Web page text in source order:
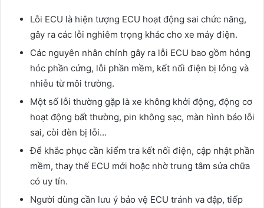
Lỗi ECU là hiện tượng ECU hoạt động sai chức năng,
gây ra các lỗi nghiêm trọng khác cho xe máy điện.
Các nguyên nhân chính gây ra lỗi ECU bao gồm hỏng
hóc phần cứng, lỗi phần mềm, kết nối điện bị lỏng và
nhiễu từ môi trường.
Một số lỗi thường gặp là xe không khởi động, động cơ
hoạt động bất thường, pin không sạc, màn hình báo lỗi
sai, còi đèn bị lỗi…
Để khắc phục cần kiểm tra kết nối điện, cập nhật phần
mềm, thay thế ECU mới hoặc nhờ trung tâm sửa chữa
có uy tín.
Người dùng cần lưu ý bảo vệ ECU tránh va đập, tiếp